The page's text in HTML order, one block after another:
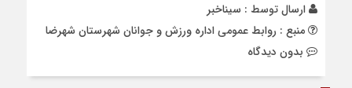
ارسال توسط : سیناخبر
منبع : روابط عمومی اداره ورزش و جوانان شهرستان شهرضا
بدون دیدگاه